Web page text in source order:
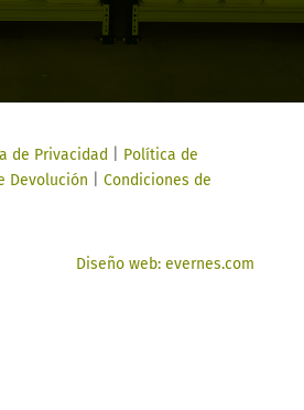
de Privacidad
Política de
Devolución
Condiciones de
Diseño web: evernes.com